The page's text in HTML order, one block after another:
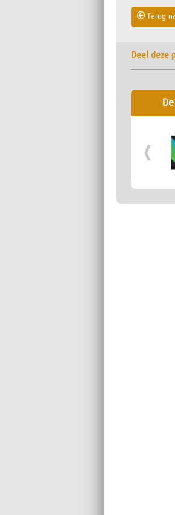
Terug
Deel deze